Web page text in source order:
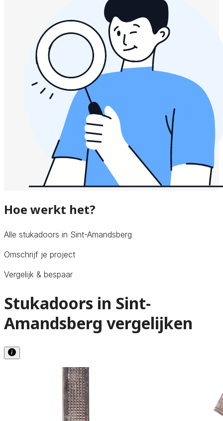
Hoe werkt het?
Alle stukadoors in Sint-Amandsberg
Omschrijf je project
Vergelijk & bespaar
Stukadoors in Sint-
Amandsberg vergelijken